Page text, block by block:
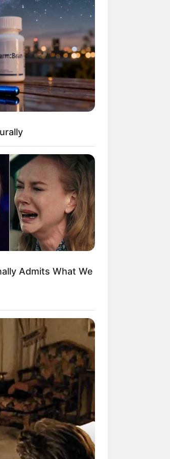
Malam
yang Bikin
di
7 Potret
Admits What We